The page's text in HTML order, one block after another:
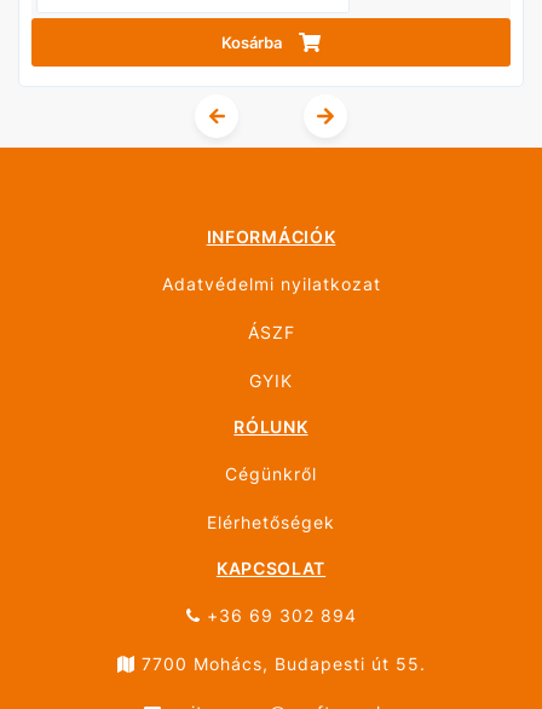
Kosárba
INFORMÁCIÓK
Adatvédelmi nyilatkozat
ÁSZF
GYIK
RÓLUNK
Cégünkről
Elérhetőségek
KAPCSOLAT
+36 69 302 894
7700 Mohács, Budapesti út 55.